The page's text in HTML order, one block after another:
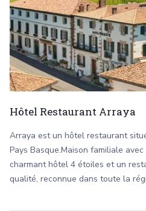
Hôtel Restaurant Arraya
Arraya est un hôtel restaurant
Pays Basque.Maison familiale
charmant hôtel 4 étoiles et un
qualité, reconnue dans toute la